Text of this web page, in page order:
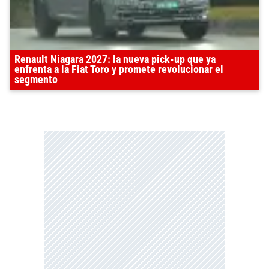
Renault Niagara 2027: la nueva pick-up que ya
enfrenta a la Fiat Toro y promete revolucionar el
segmento